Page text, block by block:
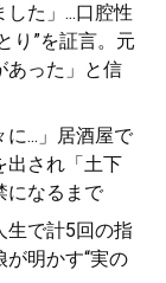
た」...口腔性
り”を証言。元
あった」と信
...」居酒屋で
出され「土下
になるまで
で計5回の指
明かす“実の